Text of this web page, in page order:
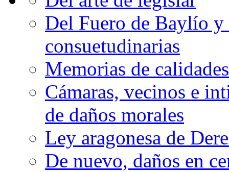
Del Fuero de Baylío
consuetudinarias
Memorias de calidades
Cámaras, vecinos e
de daños morales
Ley aragonesa de
De nuevo, daños en